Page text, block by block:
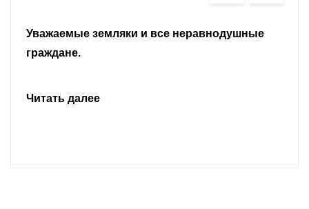
Уважаемые земляки и все неравнодушные
граждане.
Читать далее